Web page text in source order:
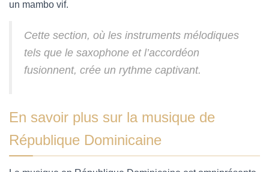
un mambo vif.
Cette section, où les instruments mélodiques
tels que le saxophone et l’accordéon
fusionnent, crée un rythme captivant.
En savoir plus sur la musique de
République Dominicaine